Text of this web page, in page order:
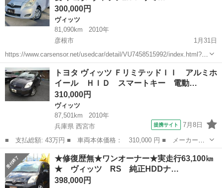
300,000円
ヴィッツ
81,090km
2010年
彦根市
1月31日
https://www.carsensor.net/usedcar/detail/VU7458515992/index.html?
TRCD=200002&RESTID=CS210610 https://www.ss-s...
滋賀 彦根市 ヴィッツ リミテッド
トヨタ ヴィッツ ＦリミテッドＩＩ アルミホ
イール ＨＩＤ スマートキー 電動…
310,000円
ヴィッツ
87,501km
2010年
兵庫県 西宮市
提携サイト 7月8日
■ 支払総額: 43万円 ■ 車両本体価格： 310,000 円 ■ メーカー
名： トヨタ ■ 車種名： ヴィッツ ■ グレード名： Ｆリミテッ
ドＩＩ アルミホイール ＨＩＤ スマートキー 電動格納ミラー
ＣＶＴ 盗難防止...
兵庫 西宮市 ヴィッツ
★修復歴無★ワンオーナー★実走行63,100㎞
★ ヴィッツ RS 純正HDDナ…
398,000円